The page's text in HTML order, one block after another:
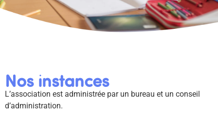
Nos instances
L’association est administrée par un bureau et un conseil
d’administration.